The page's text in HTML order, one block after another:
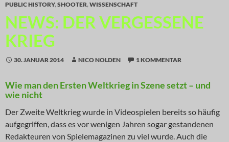
PUBLIC HISTORY,SHOOTER,WISSENSCHAFT
NEWS: DER VERGESSENE
KRIEG
30. JANUAR 2014 NICO NOLDEN 1 KOMMENTAR
Wie man den Ersten Weltkrieg in Szene setzt – und
wie nicht
Der Zweite Weltkrieg wurde in Videospielen bereits so häufig
aufgegriffen, dass es vor wenigen Jahren sogar gestandenen
Redakteuren von Spielemagazinen zu viel wurde. Auch die